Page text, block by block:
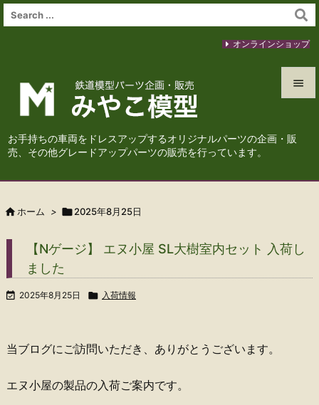
お手持ちの車両をドレスアップするオリジナルパーツの企画・販
売、その他グレードアップパーツの販売を行っています。




オンラインショップ
 ホーム > 2025年8月25日
【Nゲージ】 エヌ小屋 SL大樹室内セット 入荷し
ました
 2025年8月25日  入荷情報
当ブログにご訪問いただき、ありがとうございます。
エヌ小屋の製品の入荷ご案内です。